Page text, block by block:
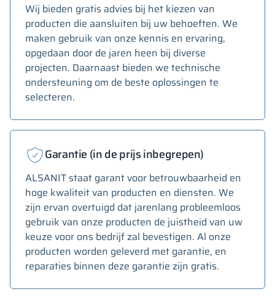
Wij bieden gratis advies bij het kiezen van
producten die aansluiten bij uw behoeften. We
maken gebruik van onze kennis en ervaring,
opgedaan door de jaren heen bij diverse
projecten. Daarnaast bieden we technische
ondersteuning om de beste oplossingen te
selecteren.
Garantie (in de prijs inbegrepen)
ALSANIT staat garant voor betrouwbaarheid en
hoge kwaliteit van producten en diensten. We
zijn ervan overtuigd dat jarenlang probleemloos
gebruik van onze producten de juistheid van uw
keuze voor ons bedrijf zal bevestigen. Al onze
producten worden geleverd met garantie, en
reparaties binnen deze garantie zijn gratis.